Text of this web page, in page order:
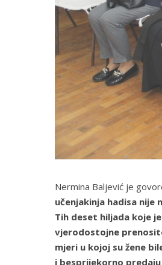
Nermina Baljević je
učenjakinja hadisa nije
Tih deset hiljada koje
vjerodostojne
mjeri u kojoj su žene
i besprijekorno predaju